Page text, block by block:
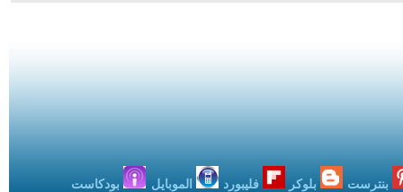
بنترست بلوكر فليبورد الموبايل بودكاست